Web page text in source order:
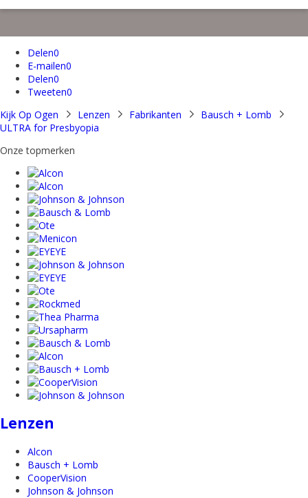
Delen0
E-mailen0
Delen0
Tweeten0
Kijk Op Ogen
Lenzen Fabrikanten
Bausch + Lomb
ULTRA for Presbyopia
Onze topmerken
Lenzen
Alcon
Bausch + Lomb
CooperVision
Johnson & Johnson